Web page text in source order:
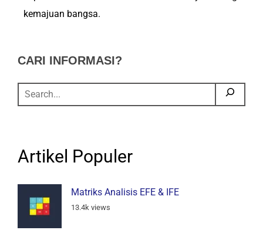
kemajuan bangsa.
CARI INFORMASI?
Artikel Populer
Matriks Analisis EFE & IFE
13.4k views